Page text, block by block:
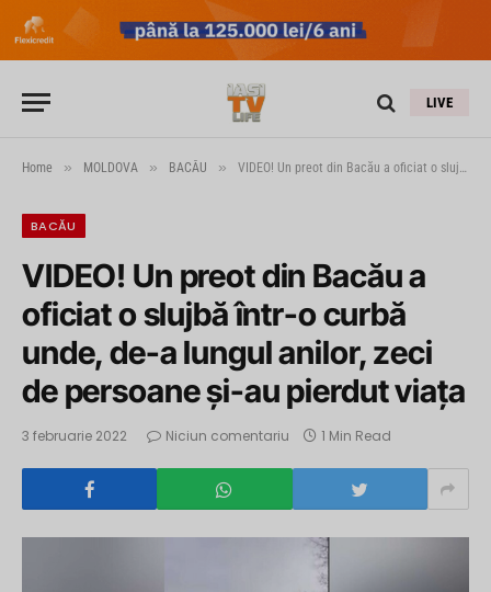
LIVE
Home » MOLDOVA » BACĂU » VIDEO! Un preot din Bacău a oficiat o slujbă într-o curbă unde, de-a lungul anilor, zeci de persoane şi-au pierdut viaţa
BACĂU
VIDEO! Un preot din Bacău a
oficiat o slujbă într-o curbă
unde, de-a lungul anilor, zeci
de persoane şi-au pierdut viaţa
3 februarie 2022 Niciun comentariu 1 Min Read